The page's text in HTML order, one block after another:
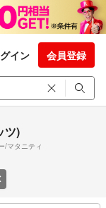
イン 会員登録
ツ)
/マタニティ